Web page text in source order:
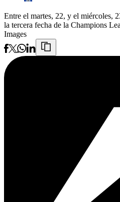
Entre el martes, 22, y el miércoles,
la tercera fecha de la Champions
Images